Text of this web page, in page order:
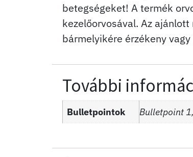
betegségeket! A termék
kezelőorvosával. Az
bármelyikére érzékeny
További
Bulletpointok Bulletpoint